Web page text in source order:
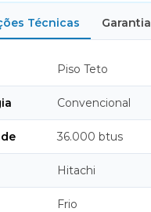
Técnicas
Piso Teto
Convencional
36.000 btus
Hitachi
Frio